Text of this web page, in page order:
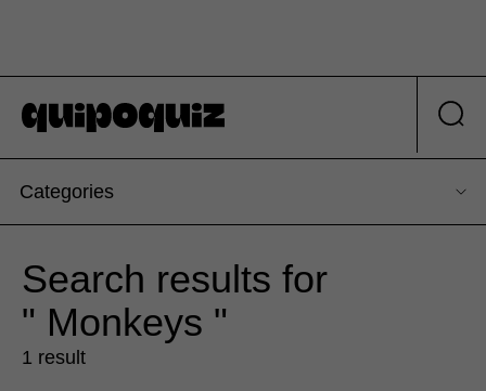
Categories
Search results for
" Monkeys "
1 result